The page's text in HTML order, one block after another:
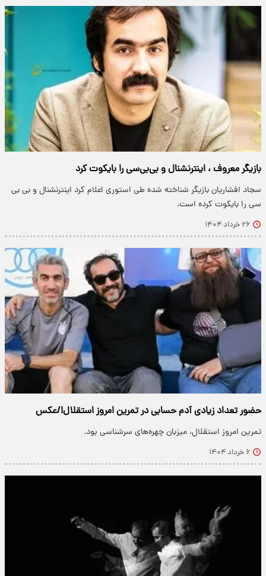
بازیگر معروف ، اینترنشنال و بی‌بی‌سی را بایکوت کرد
سجاد افشاریان بازیگر شناخته شده طی استوری اعلام کرد اینترنشنال و بی بی
سی را بایکوت کرده است.
۲۶ خرداد ۱۴۰۴
حضور تعداد زیادی آدم حسابی در تمرین امروز استقلال!/عکس
تمرین امروز استقلال، میزبان چهره‌های سرشناسی بود.
۶ خرداد ۱۴۰۴